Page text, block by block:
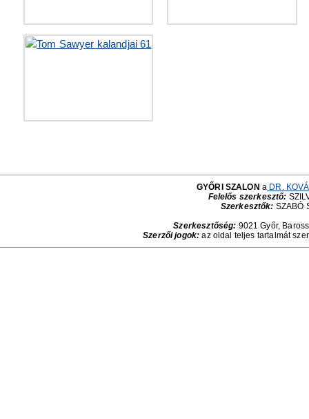
GYŐRI SZALON a DR.
Felelős szerkesztő:
Szerkesztők: SZABÓ
Szerkesztőség: 9021 Győr,
Szerzői jogok: az oldal teljes tartalmát